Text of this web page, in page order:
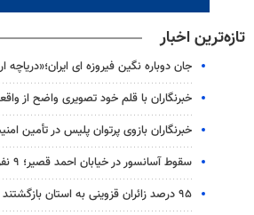
تازه‌ترین اخبار
جان دوباره نگین فیروزه ای ایران؛«دریاچه
خبرنگاران با قلم خود تصویری واضح از
خبرنگاران بازوی پرتوان پلیس در تأمین
سقوط آسانسور در خیابان احمد قصیر؛ ۹ نفر مصدوم شدند
۹۵ درصد زائران قزوینی به استان بازگشتند